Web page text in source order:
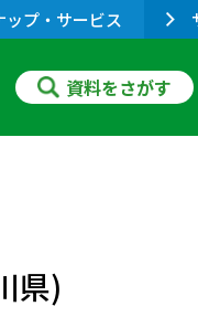
ップ・サービス
資料をさがす
県)